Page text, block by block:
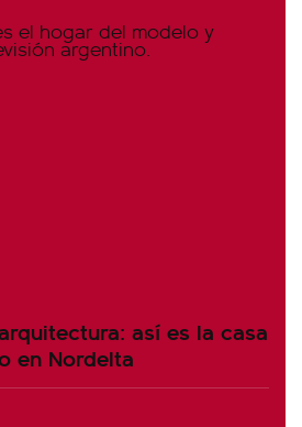
así es la casa
en Nordelta